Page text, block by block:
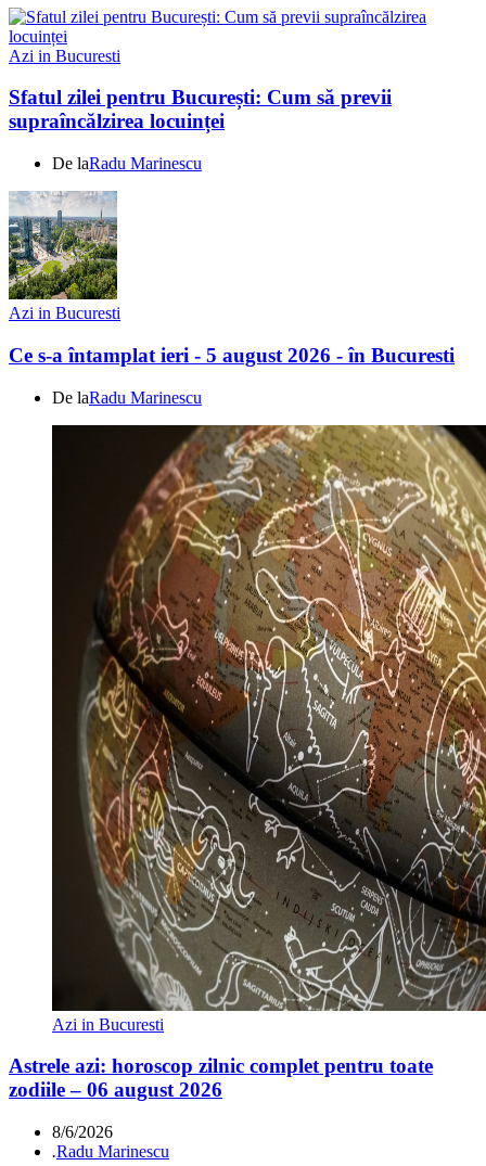
Azi in Bucuresti
Sfatul zilei pentru București: Cum să previi
supraîncălzirea locuinței
De laRadu Marinescu
Azi in Bucuresti
Ce s-a întamplat ieri - 5 august 2026 - în Bucuresti
De laRadu Marinescu
Azi in Bucuresti
Astrele azi: horoscop zilnic complet pentru toate
zodiile – 06 august 2026
8/6/2026
.Radu Marinescu